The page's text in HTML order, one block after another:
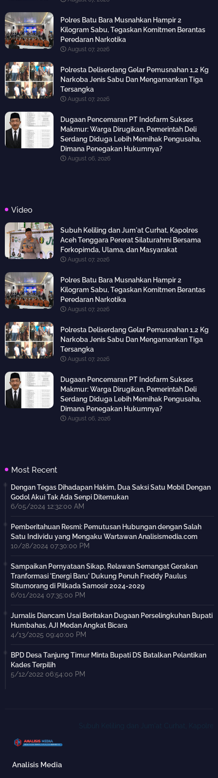
Polres Batu Bara Musnahkan Hampir 2
Kilogram Sabu, Tegaskan Komitmen Berantas
Peredaran Narkotika
August 07, 2026
Polresta Deliserdang Gelar Pemusnahan 1,2 Kg
Narkoba Jenis Sabu Dan Mengamankan Tiga
Tersangka
August 07, 2026
Dugaan Pencemaran PT Indofarm Sukses
Makmur: Warga Dirugikan, Pemerintah Deli
Serdang Diduga Lebih Memihak Pengusaha,
Dimana Penegakan Hukumnya?
August 06, 2026
Video
Subuh Keliling dan Jum'at Curhat, Kapolres
Aceh Tenggara Pererat Silaturahmi Bersama
Forkopimda, Ulama, dan Masyarakat
August 07, 2026
Polres Batu Bara Musnahkan Hampir 2
Kilogram Sabu, Tegaskan Komitmen Berantas
Peredaran Narkotika
August 07, 2026
Polresta Deliserdang Gelar Pemusnahan 1,2 Kg
Narkoba Jenis Sabu Dan Mengamankan Tiga
Tersangka
August 07, 2026
Dugaan Pencemaran PT Indofarm Sukses
Makmur: Warga Dirugikan, Pemerintah Deli
Serdang Diduga Lebih Memihak Pengusaha,
Dimana Penegakan Hukumnya?
August 06, 2026
Most Recent
Dengan Tegas Dihadapan Hakim, Dua Saksi Satu Mobil Dengan
Godol Akui Tak Ada Senpi Ditemukan
6/05/2024 12:32:00 AM
Pemberitahuan Resmi: Pemutusan Hubungan dengan Salah
Satu Individu yang Mengaku Wartawan Analisismedia.com
10/28/2024 07:30:00 PM
Sampaikan Pernyataan Sikap, Relawan Semangat Gerakan
Tranformasi 'Energi Baru' Dukung Penuh Freddy Paulus
Situmorang di Pilkada Samosir 2024-2029
6/01/2024 07:35:00 PM
Jurnalis Diancam Usai Beritakan Dugaan Perselingkuhan Bupati
Humbahas, AJI Medan Angkat Bicara
4/13/2025 09:40:00 PM
BPD Desa Tanjung Timur Minta Bupati DS Batalkan Pelantikan
Kades Terpilih
5/12/2022 06:54:00 PM
Analisis Media